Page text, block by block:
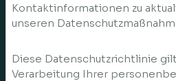
Kontaktinformationen zu
unseren
Diese Datenschutzrichtlinie
Verarbeitung Ihrer